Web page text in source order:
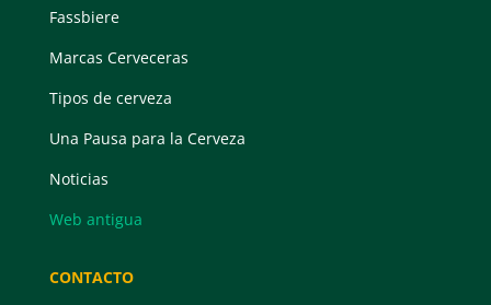
Fassbiere
Marcas Cerveceras
Tipos de cerveza
Una Pausa para la Cerveza
Noticias
Web antigua
CONTACTO